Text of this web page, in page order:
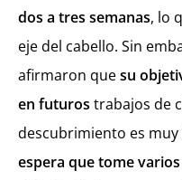
dos a tres semanas, lo
eje del cabello. Sin
afirmaron quesu
en futuros trabajos de
descubrimiento es
espera que tome